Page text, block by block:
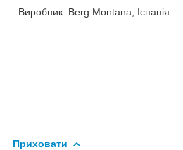
Виробник: Berg Montana, Іспанія
Приховати